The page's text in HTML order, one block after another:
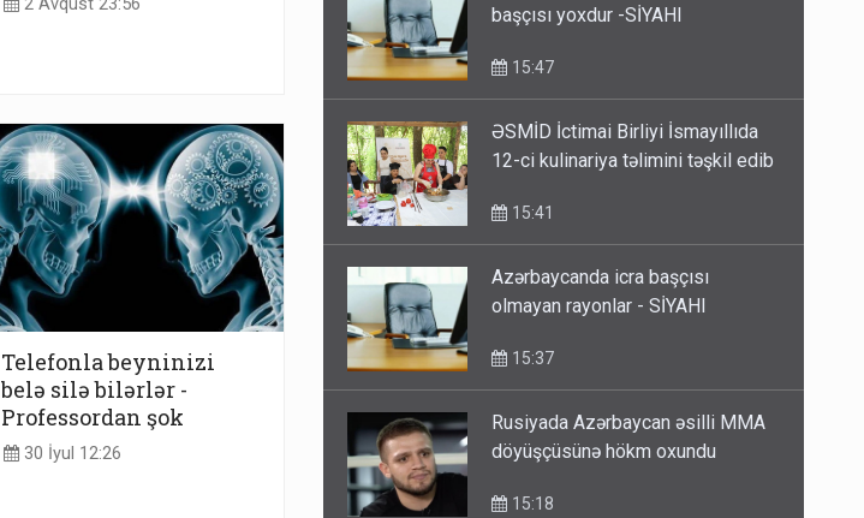
2 Avqust 23:56
Telefonla beyninizi
belə silə bilərlər -
Professordan şok
30 İyul 12:26
başçısı yoxdur -SİYAHI
15:47
ƏSMİD İctimai Birliyi İsmayıllıda
12-ci kulinariya təlimini təşkil edib
15:41
Azərbaycanda icra başçısı
olmayan rayonlar - SİYAHI
15:37
Rusiyada Azərbaycan əsilli MMA
döyüşçüsünə hökm oxundu
15:18